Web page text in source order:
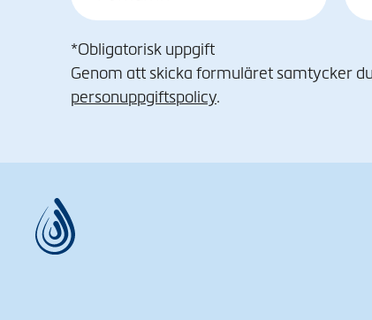
*Obligatorisk uppgift
Genom att skicka formuläret samtycker
personuppgiftspolicy.